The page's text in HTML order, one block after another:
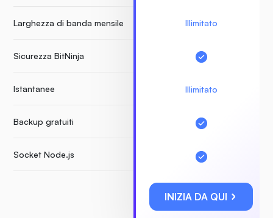
Larghezza di banda mensile
Sicurezza BitNinja
Istantanee
Backup gratuiti
Socket Node.js
Illimitato
Illimitato
INIZIA DA QUI